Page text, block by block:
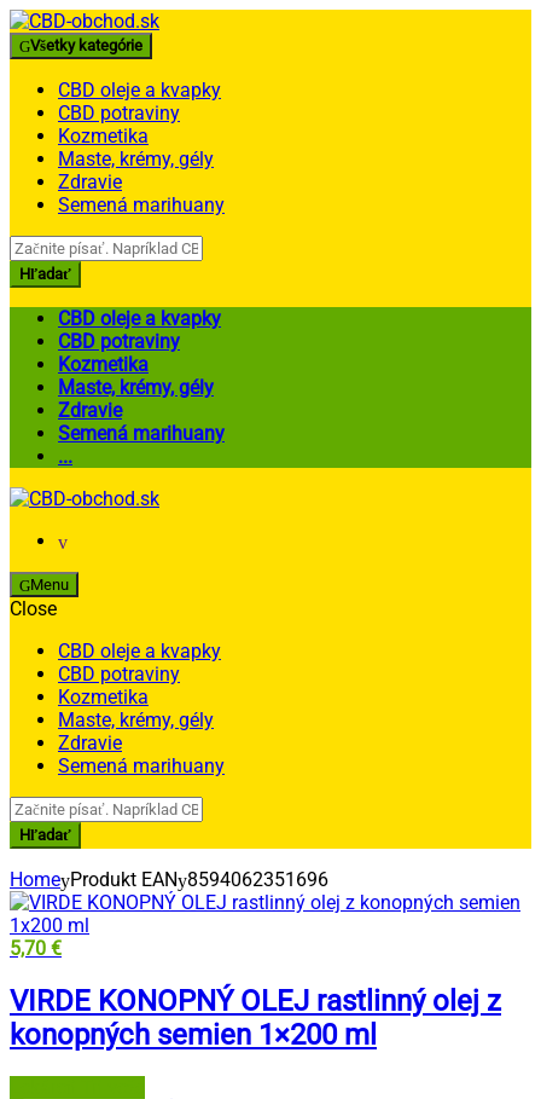
Skip
to
navigation
Skip
to
content
Všetky kategórie
CBD oleje a kvapky
CBD potraviny
Kozmetika
Maste, krémy, gély
Zdravie
Semená marihuany
Search
for:
Hľadať
CBD oleje a kvapky
CBD potraviny
Kozmetika
Maste, krémy, gély
Zdravie
Semená marihuany
...
Menu
Close
CBD oleje a kvapky
CBD potraviny
Kozmetika
Maste, krémy, gély
Zdravie
Semená marihuany
Search
for:
Hľadať
Home Produkt EAN 8594062351696
5,70 €
VIRDE KONOPNÝ OLEJ rastlinný olej z
konopných semien 1×200 ml